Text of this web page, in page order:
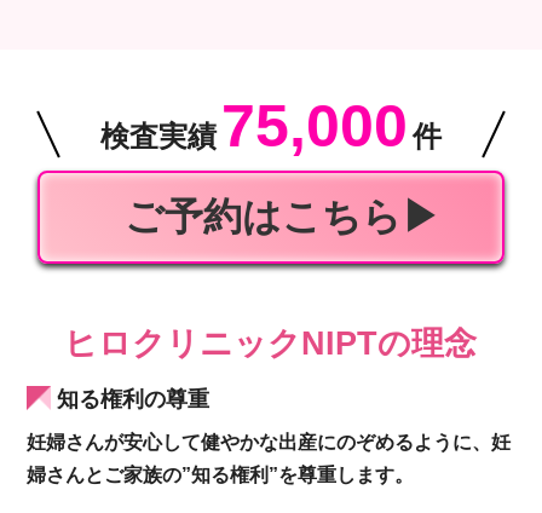
検査実績 75,000 件
ご予約はこちら▶︎
ヒロクリニックNIPTの理念
知る権利の尊重
妊婦さんが安心して健やかな出産にのぞめるように、妊
婦さんとご家族の”知る権利”を尊重します。